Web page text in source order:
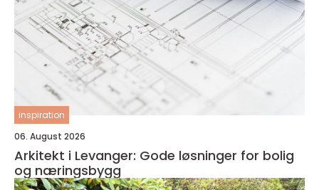
inspiration
06. August 2026
Arkitekt i Levanger: Gode løsninger for bolig
og næringsbygg